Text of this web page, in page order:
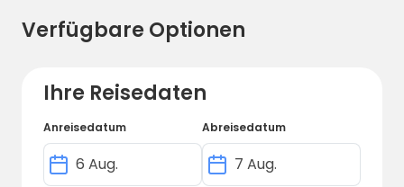
Verfügbare Optionen
Ihre Reisedaten
Anreisedatum Abreisedatum